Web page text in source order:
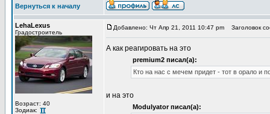
Вернуться к началу
LehaLexus
Градостроитель
Возраст: 40
Зодиак:
Добавлено: Чт Апр 21, 2011 10:47 pm Заголовок
А как реагировать на это
premium2 писал(а):
Кто на нас с мечем придет - тот в орало и
и на это
Modulyator писал(а):